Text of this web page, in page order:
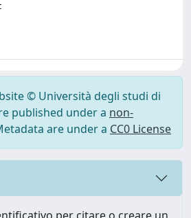
© Università degli studi di
published under a non-
are under a CC0 License